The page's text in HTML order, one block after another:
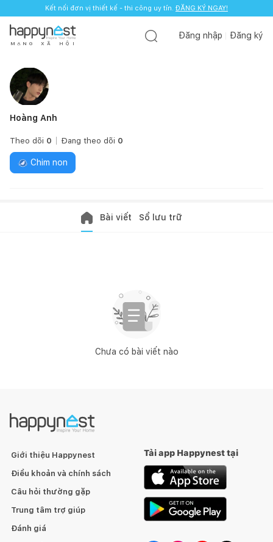
Kết nối đơn vị thiết kế - thi công uy tín. ĐĂNG KÝ NGAY!
M Ạ N G X Ã H Ộ I
Đăng nhập Đăng ký
Hoàng Anh
Theo dõi 0 Đang theo dõi 0
Chim non
Bài viết Sổ lưu trữ
Chưa có bài viết nào
Giới thiệu Happynest
Điều khoản và chính sách
Câu hỏi thường gặp
Trung tâm trợ giúp
Đánh giá
Tải app Happynest tại